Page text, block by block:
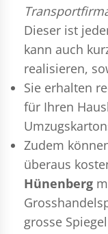
Dieser ist
kann auch
realisieren,
Sie erhalten
für Ihren
Zudem
überaus
Hünenberg
grosse